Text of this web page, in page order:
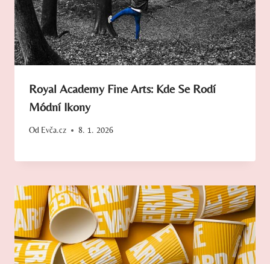
Royal Academy Fine Arts: Kde Se Rodí
Módní Ikony
Od Evča.cz 8. 1. 2026